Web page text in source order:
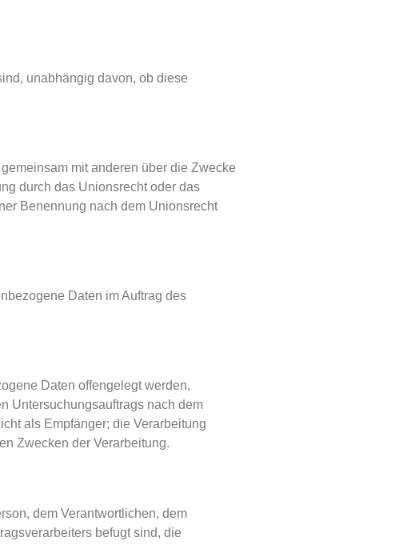
unabhängig davon, ob diese
mit anderen über die Zwecke
durch das Unionsrecht oder das
Benennung nach dem Unionsrecht
Daten im Auftrag des
Daten offengelegt werden,
Untersuchungsauftrags nach dem
als Empfänger; die Verarbeitung
Zwecken der Verarbeitung.
dem Verantwortlichen, dem
befugt sind, die